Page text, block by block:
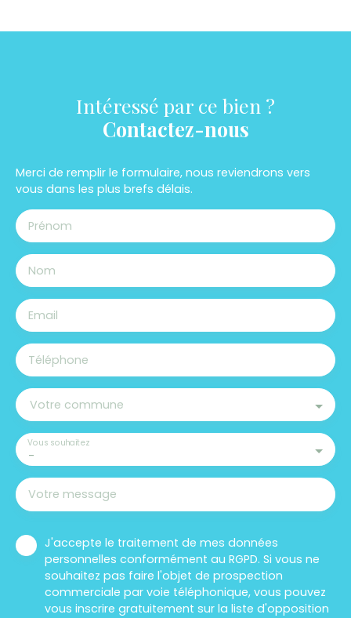
Intéressé par ce bien ?
Contactez-nous
Merci de remplir le formulaire, nous reviendrons vers
vous dans les plus brefs délais.
Prénom
Nom
Email
Téléphone
Votre commune
-
Vous souhaitez
Votre message
J'accepte le traitement de mes données
personnelles conformément au RGPD. Si vous ne
souhaitez pas faire l'objet de prospection
commerciale par voie téléphonique, vous pouvez
vous inscrire gratuitement sur la liste d'opposition